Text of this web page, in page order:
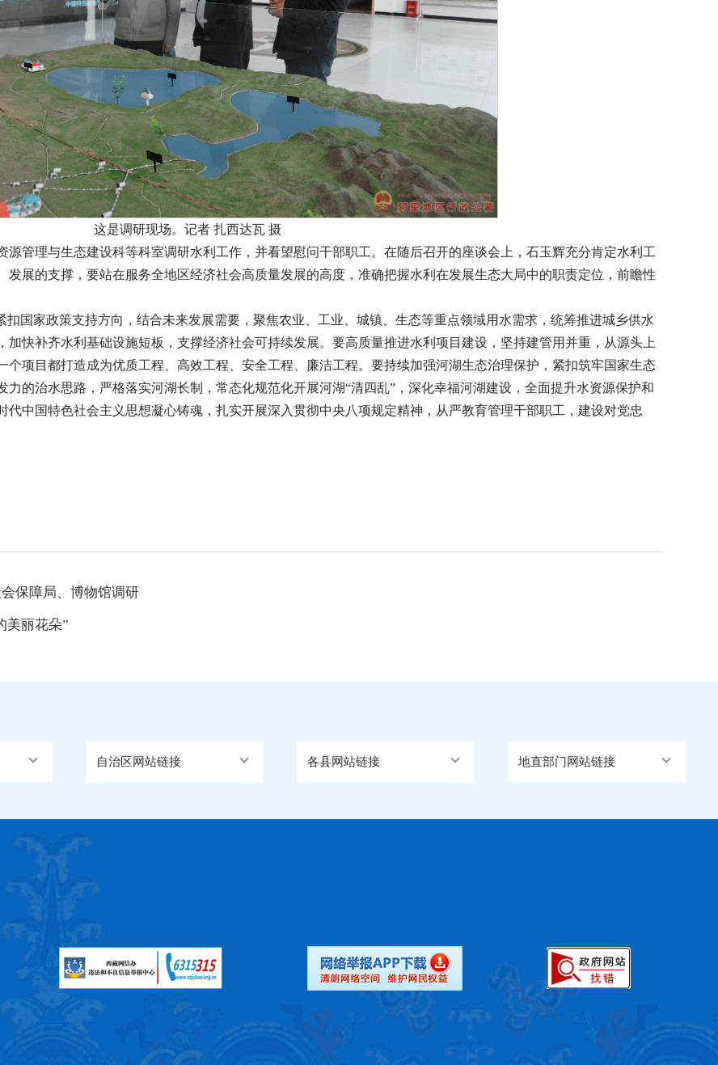
这是调研现场。记者 扎西达瓦 摄
管理与生态建设科等科室调研水利工作，并看望慰问干部职工。在随后召开的座谈会上，石玉辉充分肯定水利工
展的支撑，要站在服务全地区经济社会高质量发展的高度，准确把握水利在发展生态大局中的职责定位，前瞻性
国家政策支持方向，结合未来发展需要，聚焦农业、工业、城镇、生态等重点领域用水需求，统筹推进城乡供水
快补齐水利基础设施短板，支撑经济社会可持续发展。要高质量推进水利项目建设，坚持建管用并重，从源头上
项目都打造成为优质工程、高效工程、安全工程、廉洁工程。要持续加强河湖生态治理保护，紧扣筑牢国家生态
的治水思路，严格落实河湖长制，常态化规范化开展河湖“清四乱”，深化幸福河湖建设，全面提升水资源保护和
中国特色社会主义思想凝心铸魂，扎实开展深入贯彻中央八项规定精神，从严教育管理干部职工，建设对党忠
保障局、博物馆调研
美丽花朵”
自治区网站链接 各县网站链接 地直部门网站链接